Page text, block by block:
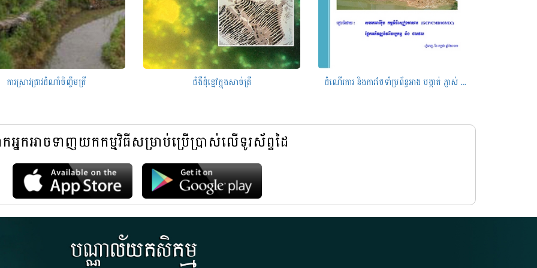
ការស្រាវជ្រាវដំណាំចិញ្ចឹមត្រី ជំងឺដុំខ្មៅក្នុងសាច់ត្រី ដំណើរការ និងការថែទាំប្រព័ន្ធអាង បង្កាត់ ភ្ញាស់ និងបំប៉នកូនត្រីពូជ ខែកក្កដា ឆ្នាំ២០១១
នកអាចទាញយកកម្មវិធីសម្រាប់ប្រើប្រាស់លើទូរស័ព្ទដៃ